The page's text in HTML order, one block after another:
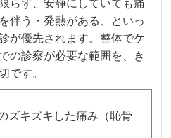
らず、安静にしていても痛
伴う・発熱がある、といっ
が優先されます。整体でケ
の診察が必要な範囲を、き
です。
ズキズキした痛み（恥骨